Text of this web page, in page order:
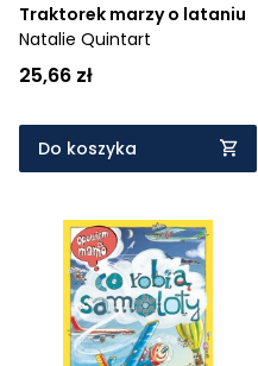
Traktorek marzy o lataniu
Natalie Quintart
25,66 zł
Do koszyka